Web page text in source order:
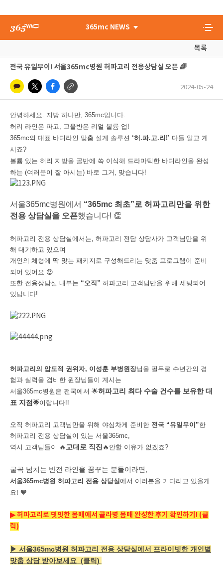
365mc NEWS
목록
전국 유일무이! 서울365mc병원 허파고리 전용상담실 오픈 🌈
2024-05-24
안녕하세요. 지방 하나만, 365mc입니다.
허리 라인은 파고, 고올반은 리얼 볼륨 업!
365mc의 대표 바디라인 맞춤 설계 솔루션 ‘허.파.고.리!’ 다들 알고 계
시죠?
볼륨 있는 허리 지방을 골반에 쏙 이식해 드라마틱한 바디라인을 완성
하는 (여러분이 잘 아시는) 바로 그거, 맞습니다!
서울365mc병원에서 “365mc 최초”로 허파고리만을 위한
전용 상담실을 오픈했습니다! 👏
허파고리 전용 상담실에서는, 허파고리 전담 상담사가 고객님만을 위
해 대기하고 있으며
개인의 체형에 딱 맞는 패키지로 구성해드리는 맞춤 프로그램이 준비
되어 있어요 😍
또한 전용상담실 내부는 “오직” 허파고리 고객님만을 위해 세팅되어
있답니다!
허파고리의 압도적 권위자, 이성훈 부병원장님을 필두로 수년간의 경
험과 실력을 겸비한 원장님들이 계시는
서울365mc병원은 전국에서 🌟허파고리 최다 수술 건수를 보유한 대
표 지점 🌟이랍니다!!
오직 허파고리 고객님만을 위해 야심차게 준비한 전국 “유일무이”한
허파고리 전용 상담실이 있는 서울365mc,
역시 고객님들이 🔥 교대로 직진 🔥 안할 이유가 없겠죠?
굴곡 넘치는 반전 라인을 꿈꾸는 분들이라면,
서울365mc병원 허파고리 전용 상담실에서 여러분을 기다리고 있을게
요! 🧡
▶ 허파고리로 밋밋한 몸매에서 콜라병 몸매 완성한 후기 확인하기! (클
릭)
▶ 서울365mc병원 허파고리 전용 상담실에서 프라이빗한 개인별
맞춤 상담 받아보세요 (클릭)